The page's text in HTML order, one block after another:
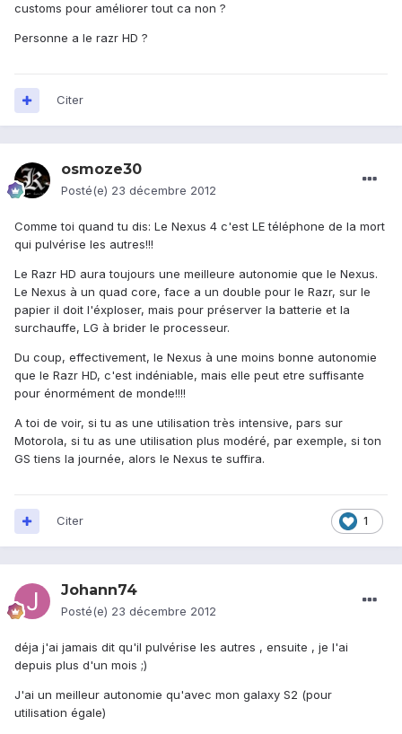
customs pour améliorer tout ca non ?
Personne a le razr HD ?
Citer
osmoze30
Posté(e) 23 décembre 2012
Comme toi quand tu dis: Le Nexus 4 c'est LE téléphone de la mort
qui pulvérise les autres!!!
Le Razr HD aura toujours une meilleure autonomie que le Nexus.
Le Nexus à un quad core, face a un double pour le Razr, sur le
papier il doit l'éxploser, mais pour préserver la batterie et la
surchauffe, LG à brider le processeur.
Du coup, effectivement, le Nexus à une moins bonne autonomie
que le Razr HD, c'est indéniable, mais elle peut etre suffisante
pour énormément de monde!!!!
A toi de voir, si tu as une utilisation très intensive, pars sur
Motorola, si tu as une utilisation plus modéré, par exemple, si ton
GS tiens la journée, alors le Nexus te suffira.
1
Citer
Johann74
Posté(e) 23 décembre 2012
déja j'ai jamais dit qu'il pulvérise les autres , ensuite , je l'ai
depuis plus d'un mois ;)
J'ai un meilleur autonomie qu'avec mon galaxy S2 (pour
utilisation égale)